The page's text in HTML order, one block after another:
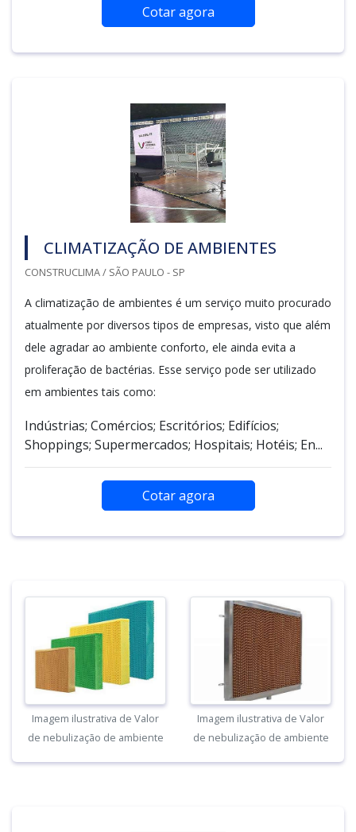
Cotar agora
CLIMATIZAÇÃO DE AMBIENTES
CONSTRUCLIMA / SÃO PAULO - SP
A climatização de ambientes é um serviço muito procurado
atualmente por diversos tipos de empresas, visto que além
dele agradar ao ambiente conforto, ele ainda evita a
proliferação de bactérias. Esse serviço pode ser utilizado
em ambientes tais como:
Indústrias; Comércios; Escritórios; Edifícios;
Shoppings; Supermercados; Hospitais; Hotéis; En...
Cotar agora
Imagem ilustrativa de Valor
de nebulização de ambiente
Imagem ilustrativa de Valor
de nebulização de ambiente